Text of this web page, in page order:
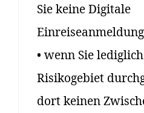
Sie keine Digitale
• wenn Sie
Risikogebiet
dort keinen